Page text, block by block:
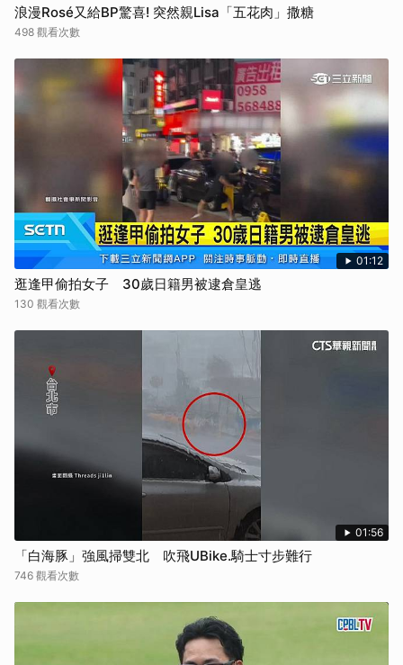
浪漫Rosé又給BP驚喜! 突然親Lisa「五花肉」撒糖
498 觀看次數
01:12
逛逢甲偷拍女子 30歲日籍男被逮倉皇逃
130 觀看次數
01:56
「白海豚」強風掃雙北 吹飛UBike.騎士寸步難行
746 觀看次數